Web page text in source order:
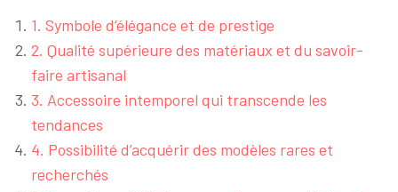
1. Symbole d’élégance et de prestige
2. Qualité supérieure des matériaux et du savoir-
faire artisanal
3. Accessoire intemporel qui transcende les
tendances
4. Possibilité d’acquérir des modèles rares et
recherchés